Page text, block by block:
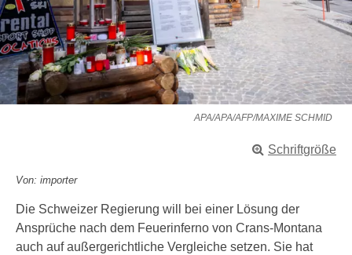
APA/APA/AFP/MAXIME SCHMID
Schriftgröße
Von: importer
Die Schweizer Regierung will bei einer Lösung der
Ansprüche nach dem Feuerinferno von Crans-Montana
auch auf außergerichtliche Vergleiche setzen. Sie hat